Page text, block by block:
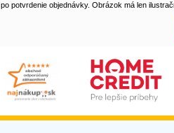
potvrdenie objednávky. Obrázok má len